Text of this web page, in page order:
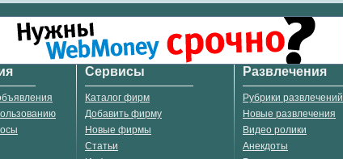
Сервисы
Каталог фирм
Добавить фирму
Новые фирмы
Статьи
Развлечения
Рубрики развлечений
Новые развлечения
Видео ролики
Анекдоты